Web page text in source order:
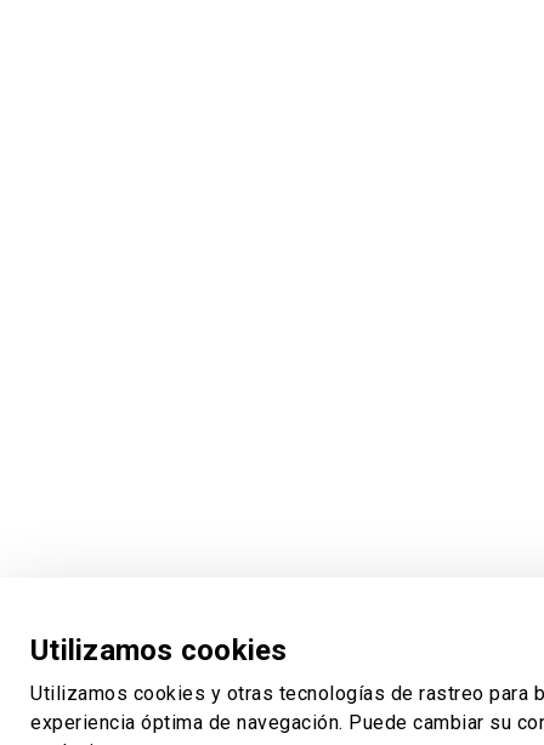
Utilizamos cookies
Utilizamos cookies y otras tecnologías de rastreo para
experiencia óptima de navegación. Puede cambiar su